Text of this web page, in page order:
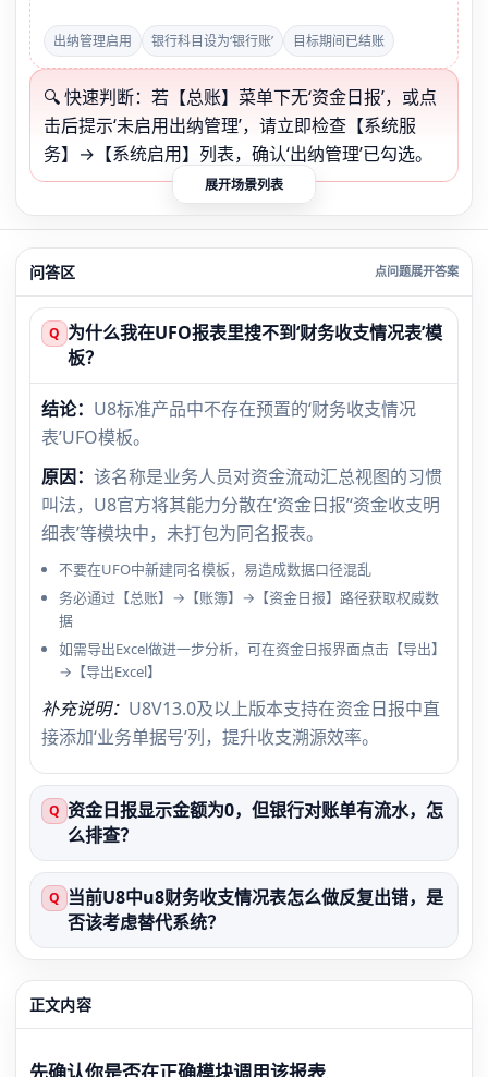
出纳管理启用 银行科目设为‘银行账’ 目标期间已结账
🔍 快速判断：若【总账】菜单下无‘资金日报’，或点
击后提示‘未启用出纳管理’，请立即检查【系统服
务】→【系统启用】列表，确认‘出纳管理’已勾选。
展开场景列表
问答区
Q 为什么我在UFO报表里搜不到‘财务收支情况表’模
板？
结论： U8标准产品中不存在预置的‘财务收支情况
表’UFO模板。
原因： 该名称是业务人员对资金流动汇总视图的习惯
叫法，U8官方将其能力分散在‘资金日报’‘资金收支明
细表’等模块中，未打包为同名报表。
不要在UFO中新建同名模板，易造成数据口径混乱
务必通过【总账】→【账簿】→【资金日报】路径获取权威数
据
如需导出Excel做进一步分析，可在资金日报界面点击【导出】
→【导出Excel】
补充说明： U8V13.0及以上版本支持在资金日报中直
接添加‘业务单据号’列，提升收支溯源效率。
Q 资金日报显示金额为0，但银行对账单有流水，怎
么排查？
Q 当前U8中u8财务收支情况表怎么做反复出错，是
否该考虑替代系统？
正文内容
先确认你是否在正确模块调用该报表